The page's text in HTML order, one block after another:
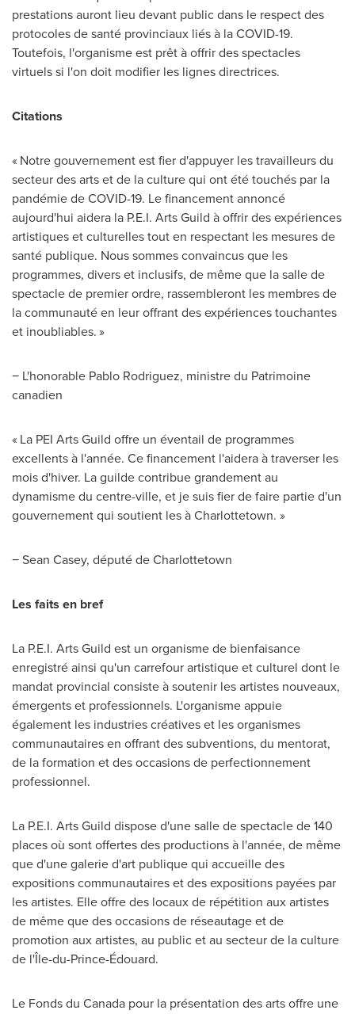
prestations auront lieu devant public dans le respect des
protocoles de santé provinciaux liés à la COVID-19.
Toutefois, l'organisme est prêt à offrir des spectacles
virtuels si l'on doit modifier les lignes directrices.
Citations
« Notre gouvernement est fier d'appuyer les travailleurs du
secteur des arts et de la culture qui ont été touchés par la
pandémie de COVID-19. Le financement annoncé
aujourd'hui aidera la P.E.I. Arts Guild à offrir des expériences
artistiques et culturelles tout en respectant les mesures de
santé publique. Nous sommes convaincus que les
programmes, divers et inclusifs, de même que la salle de
spectacle de premier ordre, rassembleront les membres de
la communauté en leur offrant des expériences touchantes
et inoubliables. »
− L'honorable Pablo Rodriguez, ministre du Patrimoine
canadien
« La PEI Arts Guild offre un éventail de programmes
excellents à l'année. Ce financement l'aidera à traverser les
mois d'hiver. La guilde contribue grandement au
dynamisme du centre-ville, et je suis fier de faire partie d'un
gouvernement qui soutient les àCharlottetown. »
−Sean Casey, député deCharlottetown
Les faits en bref
La P.E.I. Arts Guild est un organisme de bienfaisance
enregistré ainsi qu'un carrefour artistique et culturel dont le
mandat provincial consiste à soutenir les artistes nouveaux,
émergents et professionnels. L'organisme appuie
également les industries créatives et les organismes
communautaires en offrant des subventions, du mentorat,
de la formation et des occasions de perfectionnement
professionnel.
La P.E.I. Arts Guild dispose d'une salle de spectacle de 140
places où sont offertes des productions à l'année, de même
que d'une galerie d'art publique qui accueille des
expositions communautaires et des expositions payées par
les artistes. Elle offre des locaux de répétition aux artistes
de même que des occasions de réseautage et de
promotion aux artistes, au public et au secteur de la culture
de l'Île-du-Prince-Édouard.
Le Fonds du Canada pour la présentation des arts offre une